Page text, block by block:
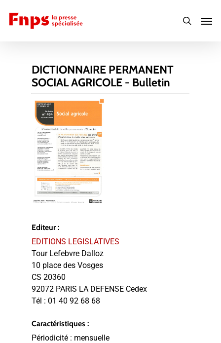
main
search
DICTIONNAIRE PERMANENT
SOCIAL AGRICOLE - Bulletin
Editeur :
EDITIONS LEGISLATIVES
Tour Lefebvre Dalloz
10 place des Vosges
CS 20360
92072 PARIS LA DEFENSE Cedex
Tél : 01 40 92 68 68
Caractéristiques :
Périodicité : mensuelle